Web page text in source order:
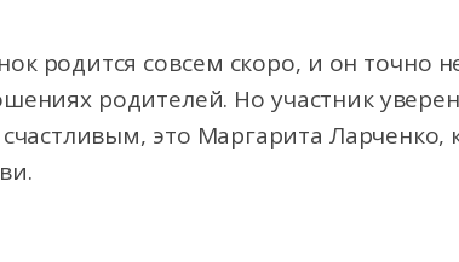
родится совсем скоро, и он точно
родителей. Но участник
счастливым, это Маргарита Ларченко,